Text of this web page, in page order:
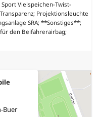
Vielspeichen-Twist-
Projektionsleuchte
SRA; **Sonstiges**;
den Beifahrerairbag;
Buer